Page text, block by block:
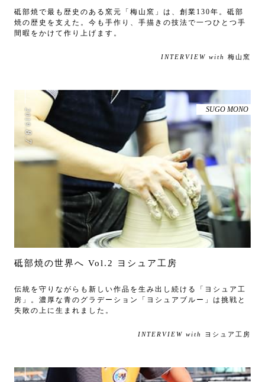
砥部焼で最も歴史のある窯元「梅山窯」は、創業130年。砥部
焼の歴史を支えた。今も手作り、手描きの技法で一つひとつ手
間暇をかけて作り上げます。
INTERVIEW with 梅山窯
2019
.
8
.
7
SUGO MONO
砥部焼の世界へ Vol.2 ヨシュア工房
伝統を守りながらも新しい作品を生み出し続ける「ヨシュア工
房」。濃厚な青のグラデーション「ヨシュアブルー」は挑戦と
失敗の上に生まれました。
INTERVIEW with ヨシュア工房